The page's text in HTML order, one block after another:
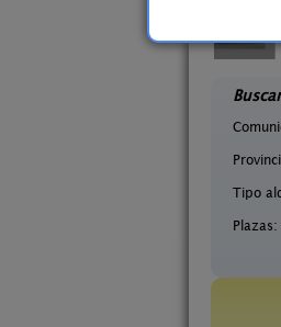
25 €
Buscar
Tipo
Plazas: